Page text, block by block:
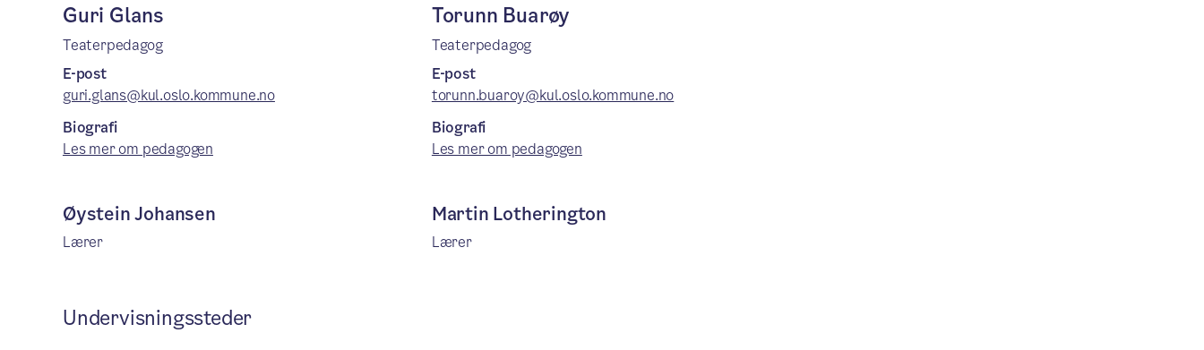
Guri Glans
Teaterpedagog
E-post
guri.glans@kul.oslo.kommune.no
Biografi
Les mer om pedagogen
Torunn Buarøy
Teaterpedagog
E-post
torunn.buaroy@kul.oslo.kommune.no
Biografi
Les mer om pedagogen
Øystein Johansen
Lærer
Martin Lotherington
Lærer
Undervisningssteder